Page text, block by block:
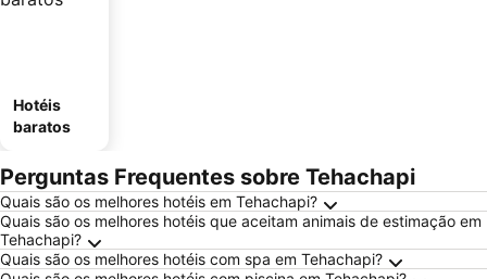
Hotéis
baratos
Perguntas Frequentes sobre Tehachapi
Quais são os melhores hotéis em Tehachapi?
Quais são os melhores hotéis que aceitam animais de estimação em
Tehachapi?
Quais são os melhores hotéis com spa em Tehachapi?